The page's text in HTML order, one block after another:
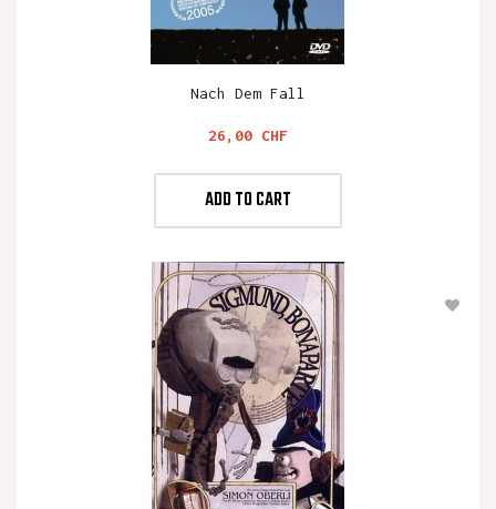
Nach Dem Fall
Preis
26,00 CHF
ADD TO CART